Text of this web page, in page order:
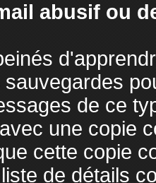
abusif ou
de ce
une copie
cette copie
de détails